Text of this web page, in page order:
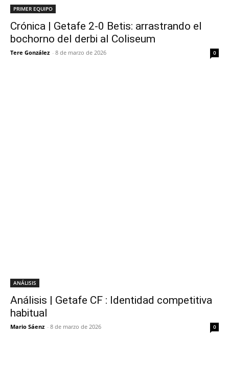
PRIMER EQUIPO
Crónica | Getafe 2-0 Betis: arrastrando el
bochorno del derbi al Coliseum
Tere González - 8 de marzo de 2026 0
ANÁLISIS
Análisis | Getafe CF : Identidad competitiva
habitual
Mario Sáenz - 8 de marzo de 2026 0